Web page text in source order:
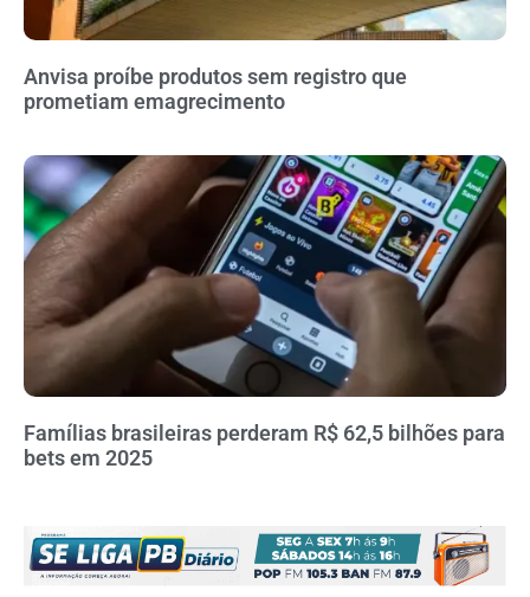
Anvisa proíbe produtos sem registro que
prometiam emagrecimento
Famílias brasileiras perderam R$ 62,5 bilhões para
bets em 2025